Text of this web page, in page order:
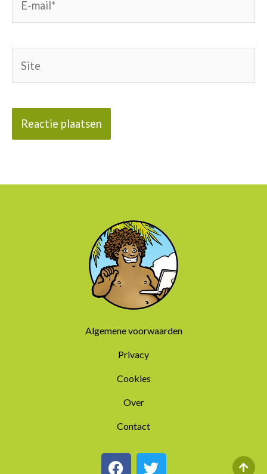
mail*
Algemene voorwaarden
Privacy
Cookies
Over
Contact
F
a
T
w